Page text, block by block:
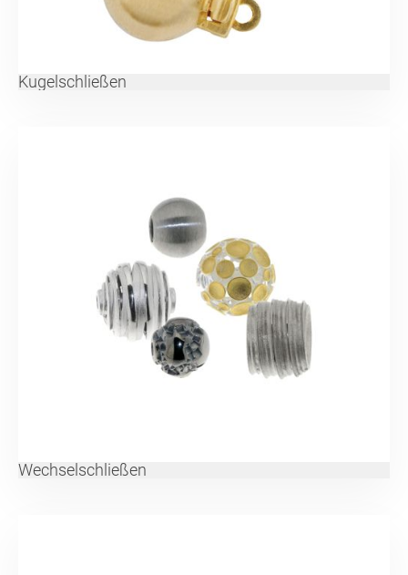
Kugelschließen
Wechselschließen